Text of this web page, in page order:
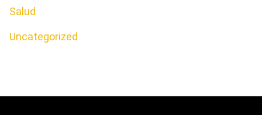
Salud
Uncategorized